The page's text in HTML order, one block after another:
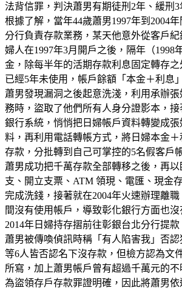
法背信罪，判決蕭男有期徒刑2年、緩刑3
根據了解，當年44歲蕭男1997年到2004
分行負責存款業務，某天他意外從客戶
婦人在1997年3月開戶之後，隔年（1998
金，除每半年的活期存款利息固定轉存之
已經5年未使用，帳戶餘額「本金＋利息
蕭男發現漏洞之後起意洗淺，利用承辦
務時，盜取了他們所有人身分證影本，接
銀行系統，悄悄把日婦帳戶資料轉變成
料，再利用電話轉帳方式，將日婦本金＋
存款，分批轉到自己可掌控的5名假客戶
蕭男成功把千萬存款全部轉移之後，再
支、開立支票、ATM 領現、電匯、現金
完成洗錢，接著就在2004年火速辦理離
間沒有使用帳戶，導致彰化銀行方面也
2014年日婦持存摺前往彰銀台北分行提
蕭男被傳喚偵訊時稱「有人陷害我」否
等6人皆否認名下沒存款，但檢方認為文
所寫，加上蕭男帳戶曾有超過千萬元的
為盜領存戶存款罪證明確，因此將蕭男